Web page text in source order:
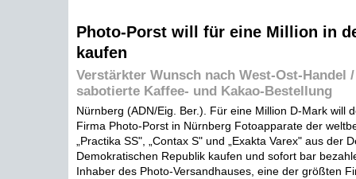
Photo-Porst will für eine Million in
kaufen
Verstärkter Wunsch nach West-Ost-Handel
sabotierte Kaffee- und Kakao-Bestellung
Nürnberg (ADN/Eig. Ber.). Für eine Million D-Mark will
Firma Photo-Porst in Nürnberg Fotoapparate der
„Practika SS", „Contax S" und „Exakta Varex" aus der
Demokratischen Republik kaufen und sofort bar
Inhaber des Photo-Versandhauses, eine der größten